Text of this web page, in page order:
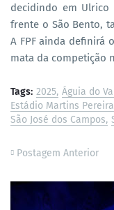
decidindo em Ulrico
frente o São Bento,
A FPF ainda definirá
mata da competição
Tags: 2025 Águia do
Estádio Martins Pereira
São José dos Campos
Postagem Anterior